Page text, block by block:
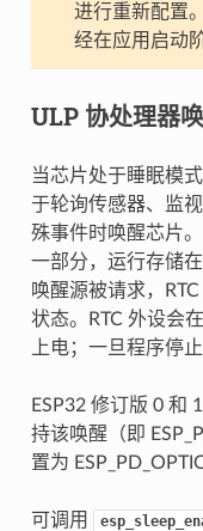
进行重新配置
经在应用启动
ULP 协处理器
当芯片处于睡眠模
于轮询传感器、监
殊事件时唤醒芯片
一部分，运行存储
唤醒源被请求，
状态。RTC 外设会
上电；一旦程序停
ESP32 修订版 0 和
持该唤醒（即
置为
可调用